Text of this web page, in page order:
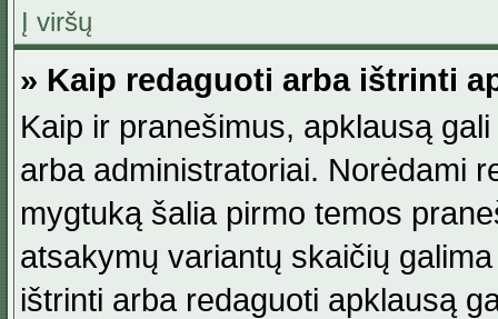
Į viršų
» Kaip redaguoti arba ištrinti
Kaip ir pranešimus, apklausą
arba administratoriai. Norėdami
mygtuką šalia pirmo temos
atsakymų variantų skaičių
ištrinti arba redaguoti apklausą